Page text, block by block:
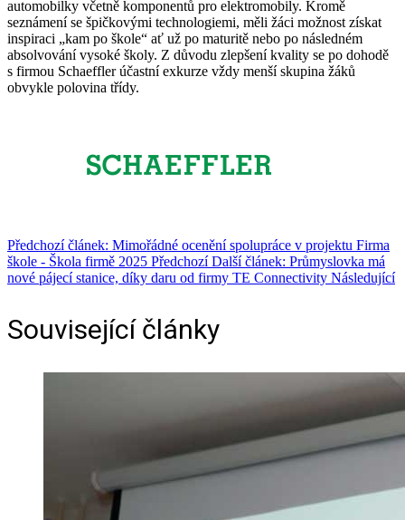
automobilky včetně komponentů pro elektromobily. Kromě
seznámení se špičkovými technologiemi, měli žáci možnost získat
inspiraci „kam po škole“ ať už po maturitě nebo po následném
absolvování vysoké školy. Z důvodu zlepšení kvality se po dohodě
s firmou Schaeffler účastní exkurze vždy menší skupina žáků
obvykle polovina třídy.
Předchozí článek: Mimořádné ocenění spolupráce v projektu Firma
škole ‑ Škola firmě 2025 Předchozí Další článek: Průmyslovka má
nové pájecí stanice, díky daru od firmy TE Connectivity Následující
Související články